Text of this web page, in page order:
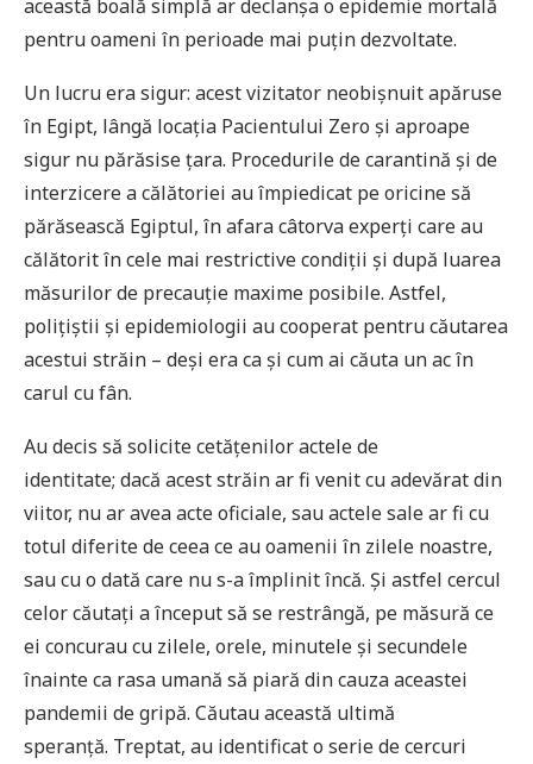
această boală simplă ar declanșa o epidemie mortală
pentru oameni în perioade mai puțin dezvoltate.
Un lucru era sigur: acest vizitator neobișnuit apăruse
în Egipt, lângă locația Pacientului Zero și aproape
sigur nu părăsise țara. Procedurile de carantină și de
interzicere a călătoriei au împiedicat pe oricine să
părăsească Egiptul, în afara câtorva experți care au
călătorit în cele mai restrictive condiții și după luarea
măsurilor de precauție maxime posibile. Astfel,
polițiștii și epidemiologii au cooperat pentru căutarea
acestui străin – deși era ca și cum ai căuta un ac în
carul cu fân.
Au decis să solicite cetățenilor actele de
identitate; dacă acest străin ar fi venit cu adevărat din
viitor, nu ar avea acte oficiale, sau actele sale ar fi cu
totul diferite de ceea ce au oamenii în zilele noastre,
sau cu o dată care nu s-a împlinit încă. Și astfel cercul
celor căutați a început să se restrângă, pe măsură ce
ei concurau cu zilele, orele, minutele și secundele
înainte ca rasa umană să piară din cauza aceastei
pandemii de gripă. Căutau această ultimă
speranță. Treptat, au identificat o serie de cercuri